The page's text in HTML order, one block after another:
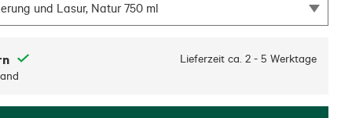
und Lasur, Natur 750 ml
Lieferzeit ca. 2 - 5 Werktage